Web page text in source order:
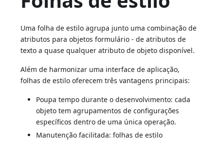
Uma folha de estilo agrupa junto uma combinação de
atributos para objetos formulário - de atributos de
texto a quase qualquer atributo de objeto disponível.
Além de harmonizar uma interface de aplicação,
folhas de estilo oferecem três vantagens principais:
Poupa tempo durante o desenvolvimento: cada
objeto tem agrupamentos de configurações
específicos dentro de uma única operação.
Manutenção facilitada: folhas de estilo